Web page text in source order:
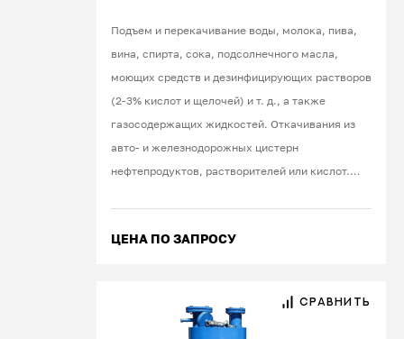
Подъем и перекачивание воды, молока, пива,
вина, спирта, сока, подсолнечного масла,
моющих средств и дезинфицирующих растворов
(2-3% кислот и щелочей) и т. д., а также
газосодержащих жидкостей. Откачивания из
авто- и железнодорожных цистерн
нефтепродуктов, растворителей или кислот.
ЦЕНА ПО ЗАПРОСУ
СРАВНИТЬ